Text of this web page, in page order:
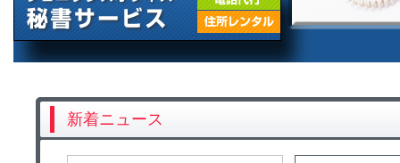
新着ニュース